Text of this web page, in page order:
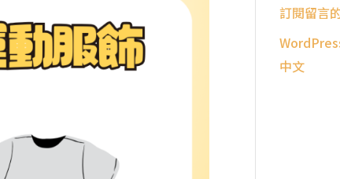
訂閱留言
中文